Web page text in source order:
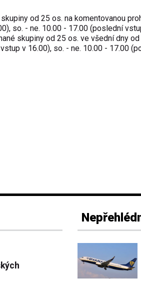
od 25 os. na komentovanou
so. - ne. 10.00 - 17.00 (poslední
skupiny od 25 os. ve všední dny od
v 16.00), so. - ne. 10.00 - 17.00